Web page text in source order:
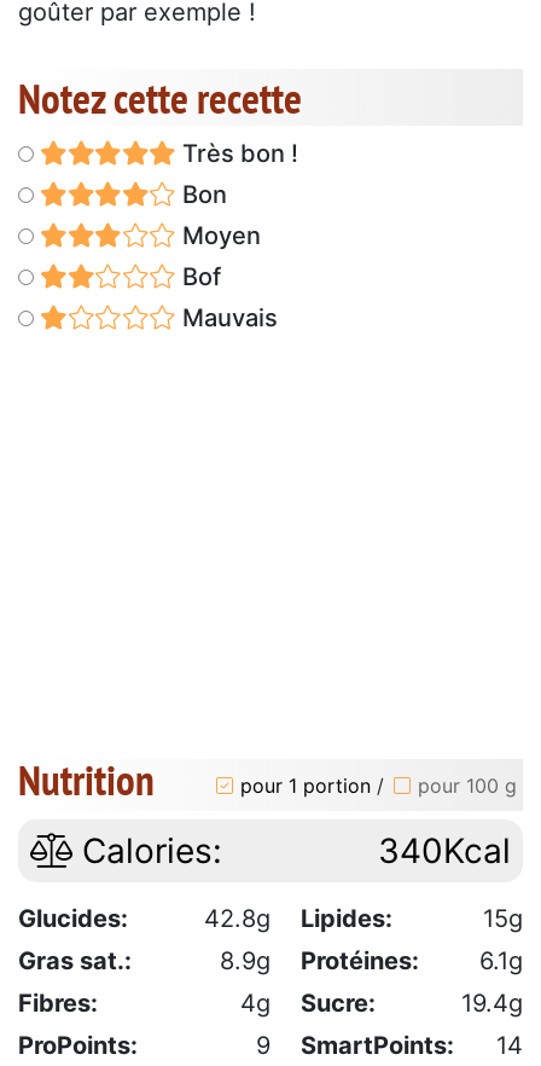
goûter par exemple !
Notez cette recette
Très bon !
Bon
Moyen
Bof
Mauvais
Nutrition pour 1 portion / pour 100 g
Calories: 340Kcal
Glucides: 42.8g Lipides:
15g
Gras sat.:
8.9g Protéines:
6.1g
Fibres:
4g Sucre:
19.4g
ProPoints:
9 SmartPoints: 14